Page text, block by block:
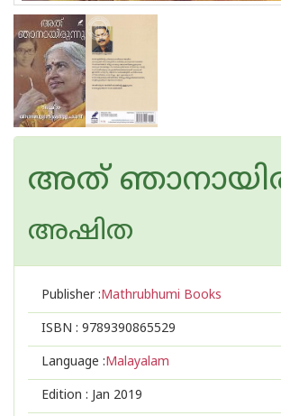
അത്
അഷിത
Publisher :Mathrubhumi Books
ISBN : 9789390865529
Language :Malayalam
Edition : Jan 2019